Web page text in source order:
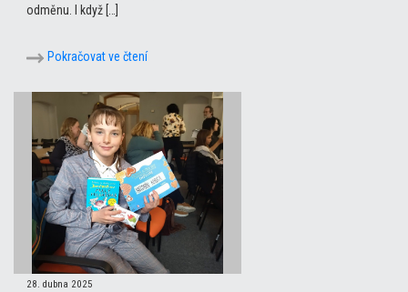
odměnu. I když […]
Pokračovat ve čtení
28. dubna 2025